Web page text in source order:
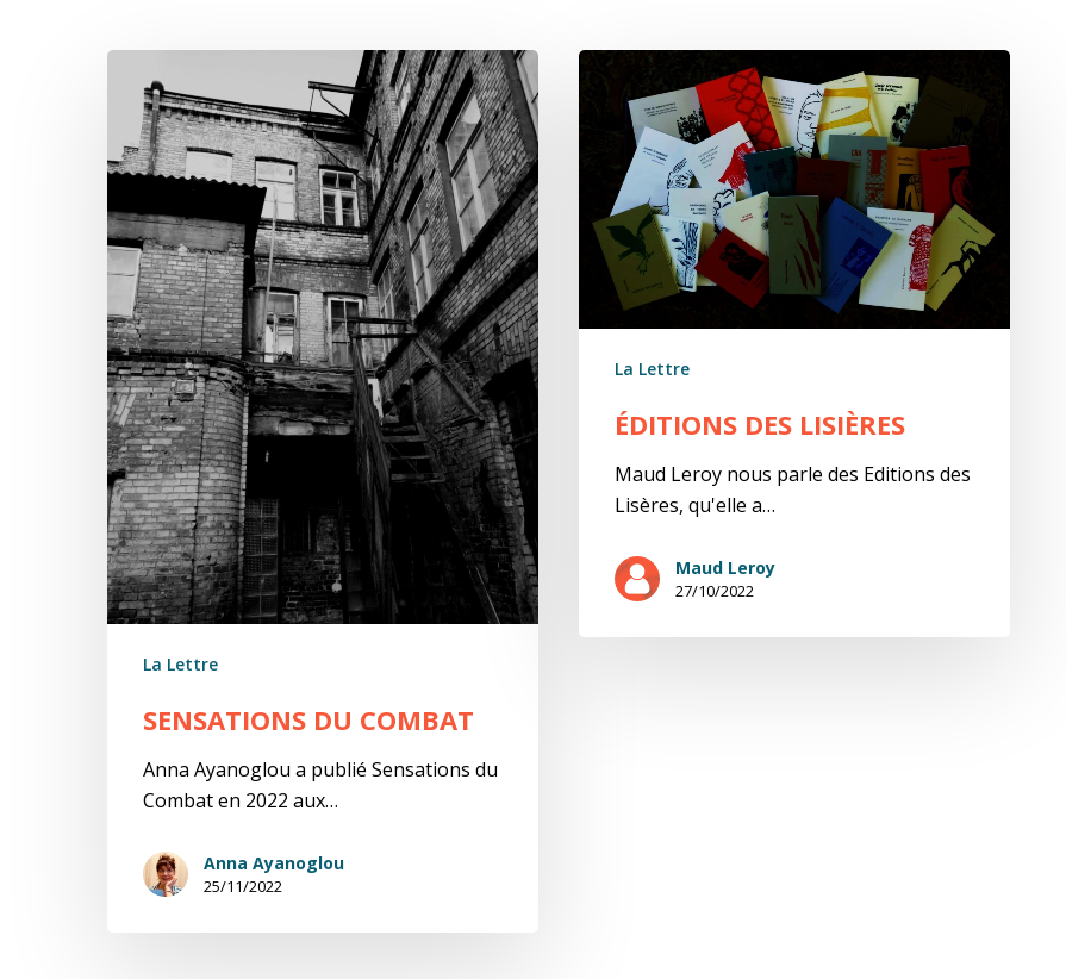
Combat
La Lettre
SENSATIONS DU COMBAT
Anna Ayanoglou a publié Sensations du
Combat en 2022 aux…
Anna Ayanoglou
25/11/2022
Éditions
Lisières
La Lettre
ÉDITIONS DES LISIÈRES
Maud Leroy nous parle des Editions des
Lisères, qu'elle a…
Maud Leroy
27/10/2022